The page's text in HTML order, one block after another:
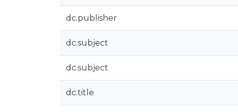
dc.publisher
dc.subject
dc.subject
dc.title